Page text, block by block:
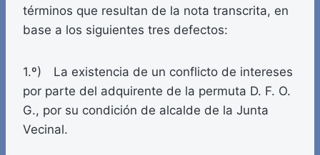
términos que resultan de la nota transcrita, en
base a los siguientes tres defectos:
1.º) La existencia de un conflicto de intereses
por parte del adquirente de la permuta D. F. O.
G., por su condición de alcalde de la Junta
Vecinal.